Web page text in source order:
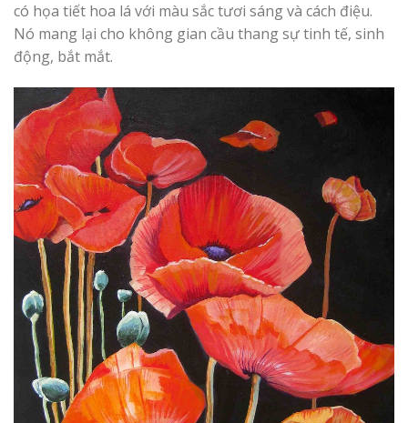
có họa tiết hoa lá với màu sắc tươi sáng và cách điệu.
Nó mang lại cho không gian cầu thang sự tinh tế, sinh
động, bắt mắt.